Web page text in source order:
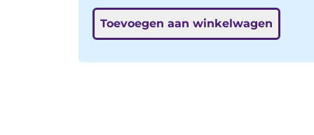
geglazuurd op 1300 graden. H 4 tot 8
cm. €5 per stuk, geef in een berichtje
Toevoegen aan winkelwagen